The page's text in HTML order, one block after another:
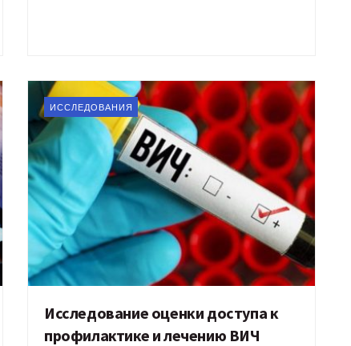
ИССЛЕДОВАНИЯ
Исследование оценки доступа к
профилактике и лечению ВИЧ